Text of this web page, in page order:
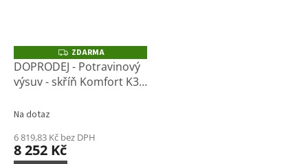
Z
D
A
R
ZDARMA
DOPRODEJ - Potravinový
výsuv - skříň Komfort K30
2170X255X510mm)
Na dotaz
6 819,83 Kč bez DPH
8 252 Kč